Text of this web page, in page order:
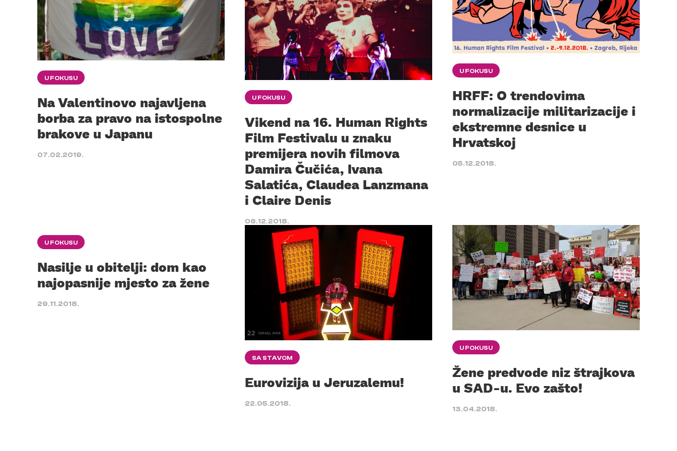
U FOKUSU
Na Valentinovo najavljena
borba za pravo na istospolne
brakove u Japanu
07.02.2019.
U FOKUSU
Vikend na 16. Human Rights
Film Festivalu u znaku
premijera novih filmova
Damira Čučića, Ivana
Salatića, Claudea Lanzmana
i Claire Denis
06.12.2018.
U FOKUSU
HRFF: O trendovima
normalizacije militarizacije i
ekstremne desnice u
Hrvatskoj
05.12.2018.
U FOKUSU
Nasilje u obitelji: dom kao
najopasnije mjesto za žene
29.11.2018.
SA STAVOM
Eurovizija u Jeruzalemu!
22.05.2018.
U FOKUSU
Žene predvode niz štrajkova
u SAD-u. Evo zašto!
13.04.2018.